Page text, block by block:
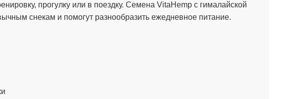
прогулку или в поездку. Семена VitaHemp с гималайской
снекам и помогут разнообразить ежедневное питание.